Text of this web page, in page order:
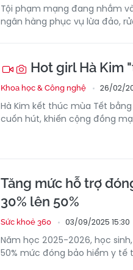
Tội phạm mạng đang nhắm
ngân hàng phục vụ lừa đảo,
Hot girl Hà Kim
Khoa học & Công nghệ 26/02/
Hà Kim kết thúc mùa Tết
cuốn hút, khiến cộng đồng
Tăng mức hỗ trợ
30% lên 50%
Sức khoẻ 360 03/09/2025 15:30
Năm học 2025-2026, học
50% mức đóng bảo hiểm y tế